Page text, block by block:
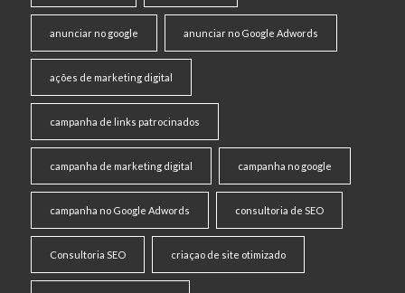
anunciar no google anunciar no Google Adwords
ações de marketing digital
campanha de links patrocinados
campanha de marketing digital campanha no google
campanha no Google Adwords consultoria de SEO
Consultoria SEO criaçao de site otimizado